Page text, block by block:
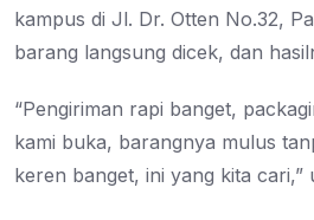
kampus di Jl. Dr. Otten No.32,
barang langsung dicek, dan
“Pengiriman rapi banget,
kami buka, barangnya mulus
keren banget, ini yang kita cari,”